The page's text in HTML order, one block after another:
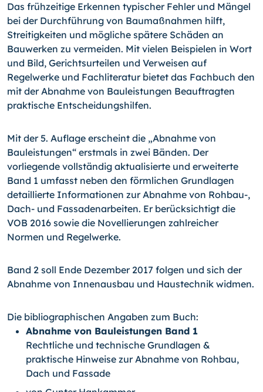
Das frühzeitige Erkennen typischer Fehler und Mängel
bei der Durchführung von Baumaßnahmen hilft,
Streitigkeiten und mögliche spätere Schäden an
Bauwerken zu vermeiden. Mit vielen Beispielen in Wort
und Bild, Gerichtsurteilen und Verweisen auf
Regelwerke und Fachliteratur bietet das Fachbuch den
mit der Abnahme von Bauleistungen Beauftragten
praktische Entscheidungshilfen.
Mit der 5. Auflage erscheint die „Abnahme von
Bauleistungen“ erstmals in zwei Bänden. Der
vorliegende vollständig aktualisierte und erweiterte
Band 1 umfasst neben den förmlichen Grundlagen
detaillierte Informationen zur Abnahme von Rohbau-,
Dach- und Fassadenarbeiten. Er berücksichtigt die
VOB 2016 sowie die Novellierungen zahlreicher
Normen und Regelwerke.
Band 2 soll Ende Dezember 2017 folgen und sich der
Abnahme von Innenausbau und Haustechnik widmen.
Die bibliographischen Angaben zum Buch:
Abnahme von Bauleistungen Band 1
Rechtliche und technische Grundlagen &
praktische Hinweise zur Abnahme von Rohbau,
Dach und Fassade